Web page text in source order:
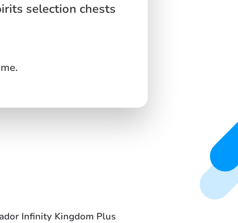
selection chests
Infinity Kingdom Plus